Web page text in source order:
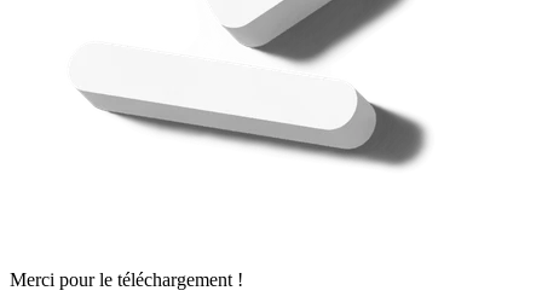
Merci pour le téléchargement !